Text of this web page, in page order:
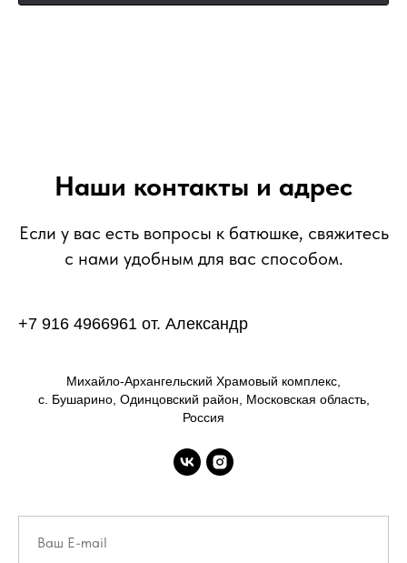
Наши контакты и адрес
Если у вас есть вопросы к батюшке, свяжитесь
с нами удобным для вас способом.
+7 916 4966961 от. Александр
Михайло-Архангельский Храмовый комплекс,
с. Бушарино, Одинцовский район, Московская область,
Россия